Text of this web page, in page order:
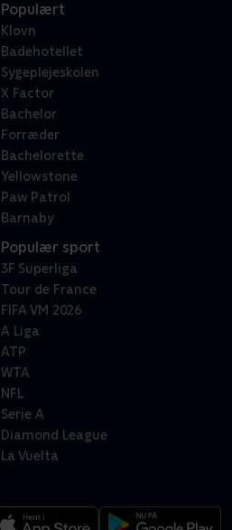
Populært
Klovn
Badehotellet
Sygeplejeskolen
X Factor
Bachelor
Forræder
Bachelorette
Yellowstone
Paw Patrol
Barnaby
Populær sport
3F Superliga
Tour de France
FIFA VM 2026
A Liga
ATP
WTA
NFL
Serie A
Diamond League
La Vuelta